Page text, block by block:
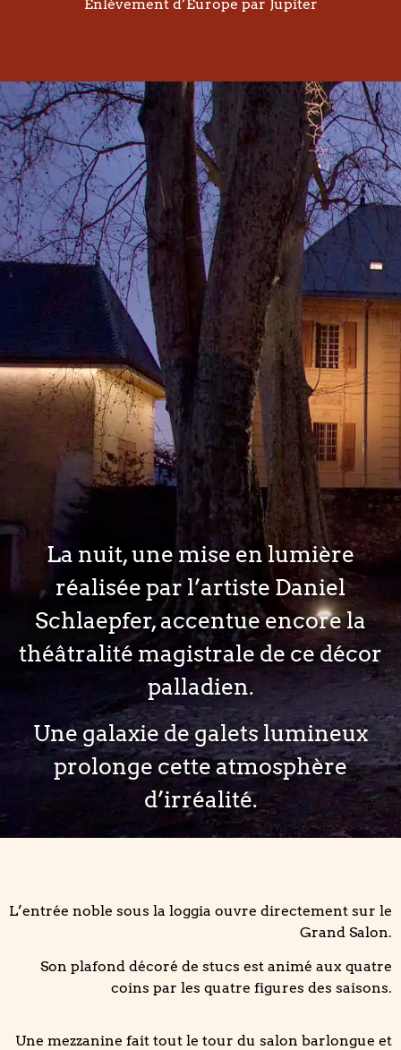
Enlèvement d’Europe par Jupiter
La nuit, une mise en lumière
réalisée par l’artiste Daniel
Schlaepfer, accentue encore la
théâtralité magistrale de ce décor
palladien.
Une galaxie de galets lumineux
prolonge cette atmosphère
d’irréalité.
L’entrée noble sous la loggia ouvre directement sur le
Grand Salon.
Son plafond décoré de stucs est animé aux quatre
coins par les quatre figures des saisons.
Une mezzanine fait tout le tour du salon barlongue et